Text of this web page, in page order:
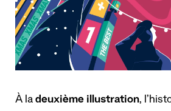
À la deuxième illustration,